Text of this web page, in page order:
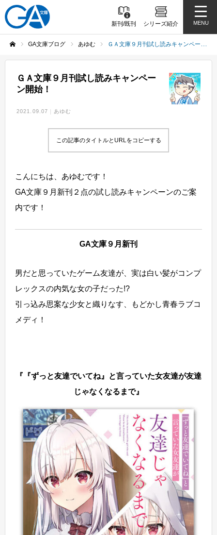
新刊/既刊 シリーズ紹介 MENU
GA文庫ブログ あゆむ ＧＡ文庫９月刊試し読みキャンペーン開始！
ＧＡ文庫９月刊試し読みキャンペー
ン開始！
2021.09.07 あゆむ
この記事のタイトルとURLをコピーする
こんにちは、あゆむです！
GA文庫９月新刊２点の試し読みキャンペーンのご案
内です！
GA文庫９月新刊
男だと思っていたゲーム友達が、実は白い髪がコンプ
レックスの内気な女の子だった!?
引っ込み思案な少女と織りなす、もどかし青春ラブコ
メディ！
『『ずっと友達でいてね』と言っていた女友達が友達
じゃなくなるまで』